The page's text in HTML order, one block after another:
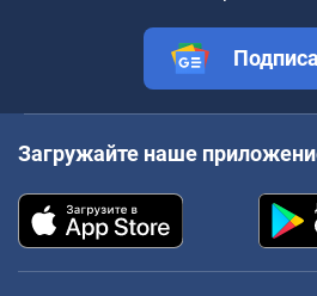
Загружайте наше